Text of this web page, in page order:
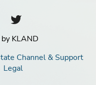
KLAND
Channel & Support
Legal